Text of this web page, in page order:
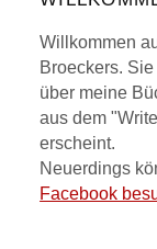
Willkommen
Broeckers.
über meine
aus dem
erscheint.
Neuerdings
Facebook